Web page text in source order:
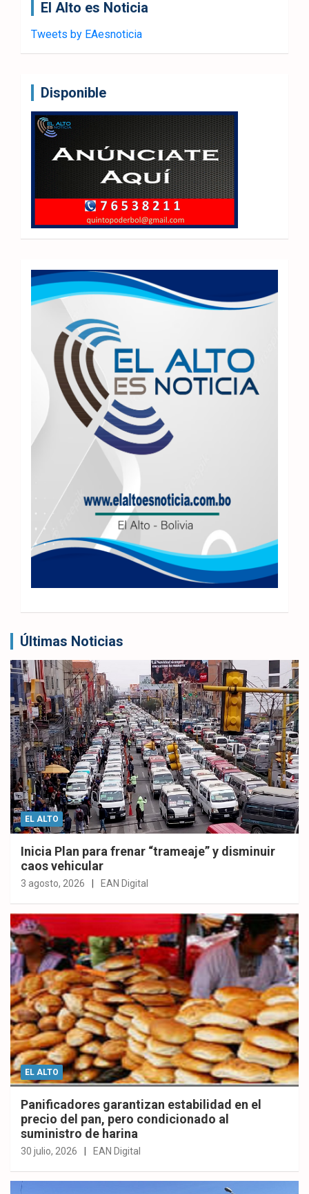
El Alto es Noticia
Tweets by EAesnoticia
Disponible
Últimas Noticias
EL ALTO
Inicia Plan para frenar “trameaje” y disminuir
caos vehicular
3 agosto, 2026 EAN Digital
EL ALTO
Panificadores garantizan estabilidad en el
precio del pan, pero condicionado al
suministro de harina
30 julio, 2026 EAN Digital